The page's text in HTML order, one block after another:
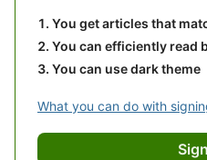
You get articles that
You can efficiently read
You can use dark theme
What you can do with